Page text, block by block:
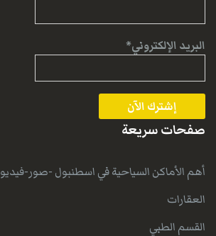
البريد الإلكتروني*
صفحات سريعة
أهم الأماكن السياحية في اسطنبول -صور-فيديو
العقارات
القسم الطبي